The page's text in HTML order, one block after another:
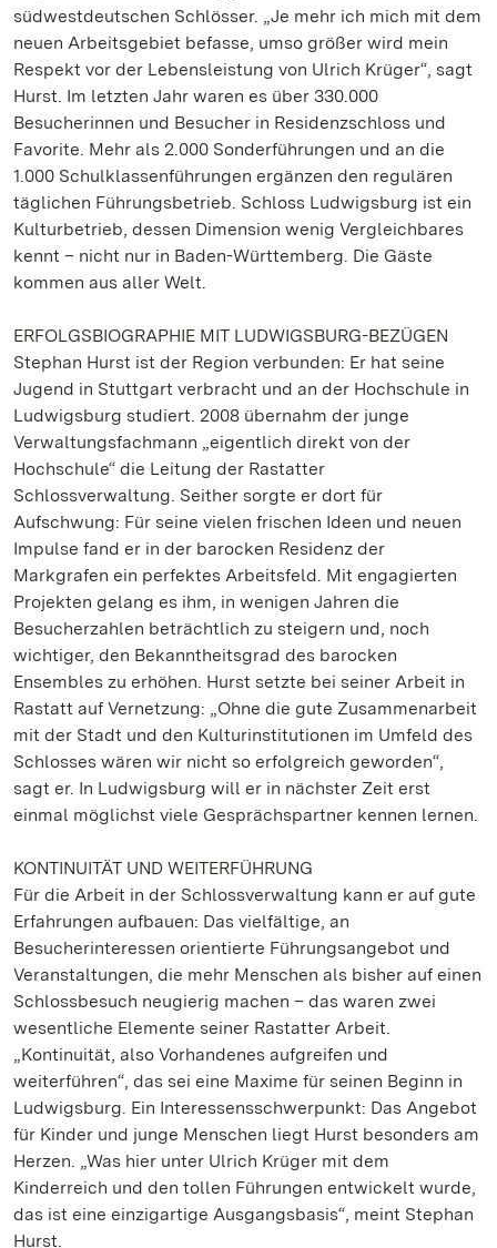
südwestdeutschen Schlösser. „Je mehr ich mich mit dem
neuen Arbeitsgebiet befasse, umso größer wird mein
Respekt vor der Lebensleistung von Ulrich Krüger“, sagt
Hurst. Im letzten Jahr waren es über 330.000
Besucherinnen und Besucher in Residenzschloss und
Favorite. Mehr als 2.000 Sonderführungen und an die
1.000 Schulklassenführungen ergänzen den regulären
täglichen Führungsbetrieb. Schloss Ludwigsburg ist ein
Kulturbetrieb, dessen Dimension wenig Vergleichbares
kennt – nicht nur in Baden-Württemberg. Die Gäste
kommen aus aller Welt.
ERFOLGSBIOGRAPHIE MIT LUDWIGSBURG-BEZÜGEN
Stephan Hurst ist der Region verbunden: Er hat seine
Jugend in Stuttgart verbracht und an der Hochschule in
Ludwigsburg studiert. 2008 übernahm der junge
Verwaltungsfachmann „eigentlich direkt von der
Hochschule“ die Leitung der Rastatter
Schlossverwaltung. Seither sorgte er dort für
Aufschwung: Für seine vielen frischen Ideen und neuen
Impulse fand er in der barocken Residenz der
Markgrafen ein perfektes Arbeitsfeld. Mit engagierten
Projekten gelang es ihm, in wenigen Jahren die
Besucherzahlen beträchtlich zu steigern und, noch
wichtiger, den Bekanntheitsgrad des barocken
Ensembles zu erhöhen. Hurst setzte bei seiner Arbeit in
Rastatt auf Vernetzung: „Ohne die gute Zusammenarbeit
mit der Stadt und den Kulturinstitutionen im Umfeld des
Schlosses wären wir nicht so erfolgreich geworden“,
sagt er. In Ludwigsburg will er in nächster Zeit erst
einmal möglichst viele Gesprächspartner kennen lernen.
KONTINUITÄT UND WEITERFÜHRUNG
Für die Arbeit in der Schlossverwaltung kann er auf gute
Erfahrungen aufbauen: Das vielfältige, an
Besucherinteressen orientierte Führungsangebot und
Veranstaltungen, die mehr Menschen als bisher auf einen
Schlossbesuch neugierig machen – das waren zwei
wesentliche Elemente seiner Rastatter Arbeit.
„Kontinuität, also Vorhandenes aufgreifen und
weiterführen“, das sei eine Maxime für seinen Beginn in
Ludwigsburg. Ein Interessensschwerpunkt: Das Angebot
für Kinder und junge Menschen liegt Hurst besonders am
Herzen. „Was hier unter Ulrich Krüger mit dem
Kinderreich und den tollen Führungen entwickelt wurde,
das ist eine einzigartige Ausgangsbasis“, meint Stephan
Hurst.